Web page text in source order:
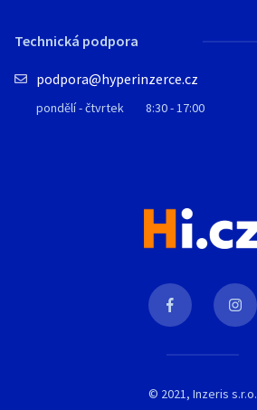
Technická podpora
podpora@hyperinzerce.cz
pondělí - čtvrtek 8:30 - 17:00
© 2021, Inzeris s.r.o.